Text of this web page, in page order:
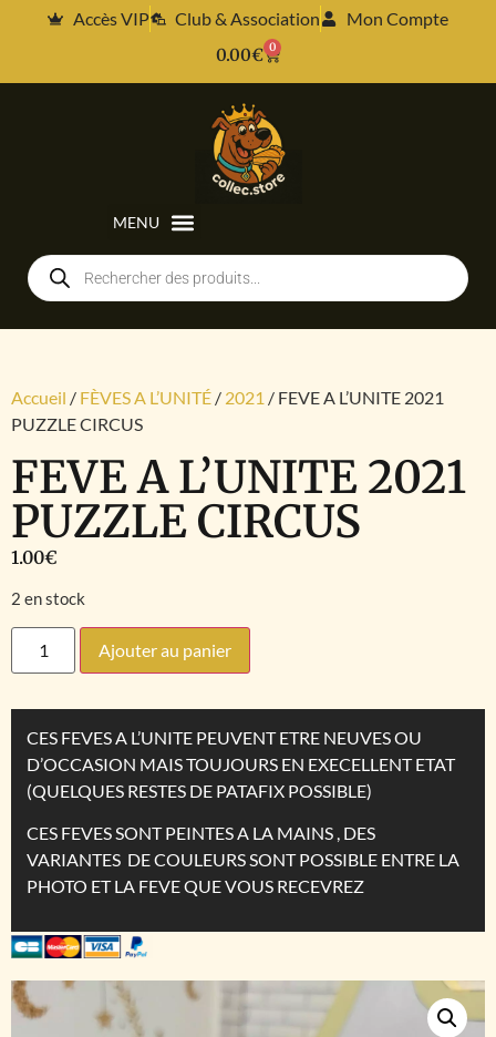
Accès VIP Club & Association
Mon Compte
0.00€ 0
Accueil / FÈVES A L’UNITÉ / 2021 / FEVE A L’UNITE 2021
PUZZLE CIRCUS
FEVE A L’UNITE 2021
PUZZLE CIRCUS
1.00€
2 en stock
Ajouter au panier
CES FEVES A L’UNITE PEUVENT ETRE NEUVES OU
D’OCCASION MAIS TOUJOURS EN EXECELLENT ETAT
(QUELQUES RESTES DE PATAFIX POSSIBLE)
CES FEVES SONT PEINTES A LA MAINS , DES
VARIANTES DE COULEURS SONT POSSIBLE ENTRE LA
PHOTO ET LA FEVE QUE VOUS RECEVREZ